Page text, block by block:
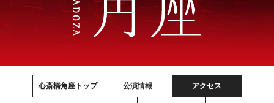
心斎橋角座トップ 公演情報 アクセス